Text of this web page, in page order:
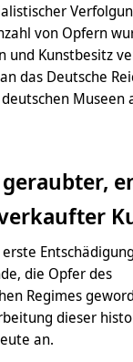
von Opfern
und Kunstbesitz
das Deutsche
Museen
die Opfer des
Regimes
dieser
an.